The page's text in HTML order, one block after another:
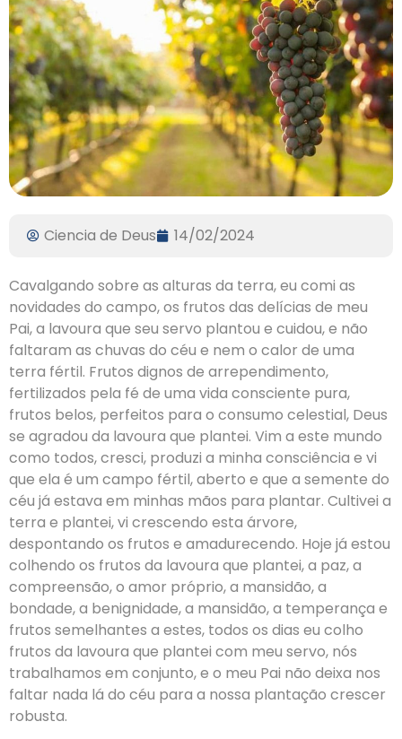
Ciencia de Deus 14/02/2024
Cavalgando sobre as alturas da terra, eu comi as
novidades do campo, os frutos das delícias de meu
Pai, a lavoura que seu servo plantou e cuidou, e não
faltaram as chuvas do céu e nem o calor de uma
terra fértil. Frutos dignos de arrependimento,
fertilizados pela fé de uma vida consciente pura,
frutos belos, perfeitos para o consumo celestial, Deus
se agradou da lavoura que plantei. Vim a este mundo
como todos, cresci, produzi a minha consciência e vi
que ela é um campo fértil, aberto e que a semente do
céu já estava em minhas mãos para plantar. Cultivei a
terra e plantei, vi crescendo esta árvore,
despontando os frutos e amadurecendo. Hoje já estou
colhendo os frutos da lavoura que plantei, a paz, a
compreensão, o amor próprio, a mansidão, a
bondade, a benignidade, a mansidão, a temperança e
frutos semelhantes a estes, todos os dias eu colho
frutos da lavoura que plantei com meu servo, nós
trabalhamos em conjunto, e o meu Pai não deixa nos
faltar nada lá do céu para a nossa plantação crescer
robusta.